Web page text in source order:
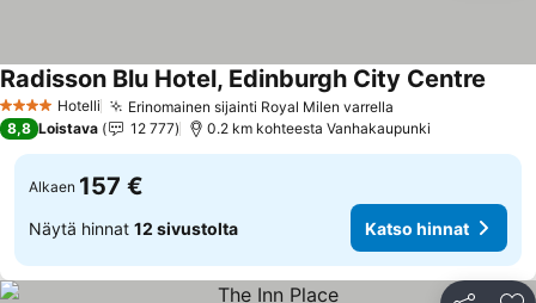
4 Tähtiluokitus
Hotelli Erinomainen sijainti Royal Milen varrella
Radisson Blu Hotel, Edinburgh City Centre
8,8 Loistava 12 777 0.2 km kohteesta Vanhakaupunki
Alkaen 157 €
Näytä hinnat 12 sivustolta Katso hinnat